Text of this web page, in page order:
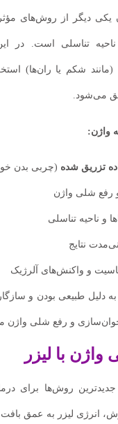
یکی دیگر از روش‌های
تناسلی است. در
شکم یا ران‌ها)
می‌شود.
واژن:
تزریق شده (چربی بدن
رفع شلی واژن
و ناحیه تناسلی
نتایج
و واکنش‌های آلرژیک
دلیل طبیعی بودن و
جوان‌سازی و رفع شلی
جدیدترین روش‌ها برای
انرژی لیزر به عمق بافت